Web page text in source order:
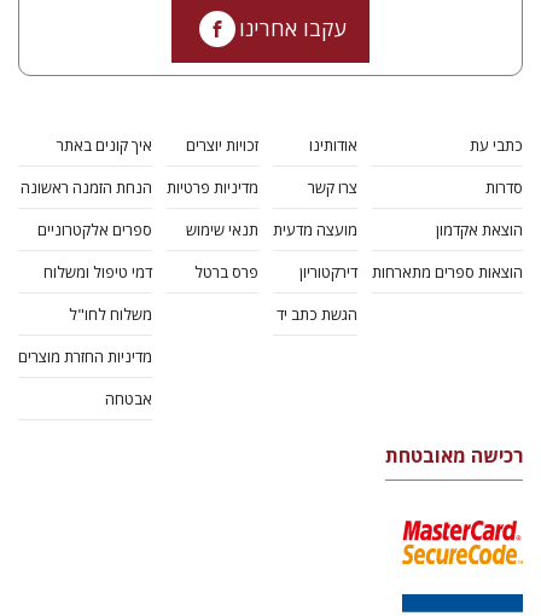
עקבו אחרינו
כתבי עת
סדרות
הוצאת אקדמון
הוצאות ספרים מתארחות
אודותינו
צרו קשר
מועצה מדעית
דירקטוריון
הגשת כתב יד
זכויות יוצרים
מדיניות פרטיות
תנאי שימוש
פרס ברטל
איך קונים באתר
הנחת הזמנה ראשונה
ספרים אלקטרוניים
דמי טיפול ומשלוח
משלוח לחו"ל
מדיניות החזרת מוצרים
אבטחה
רכישה מאובטחת